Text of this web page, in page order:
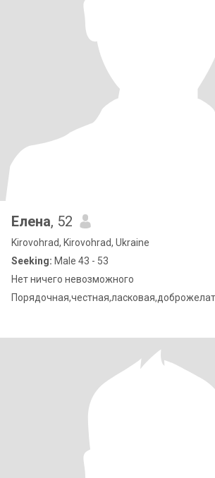
Елена, 52
Kirovohrad, Kirovohrad, Ukraine
Seeking: Male 43 - 53
Нет ничего невозможного